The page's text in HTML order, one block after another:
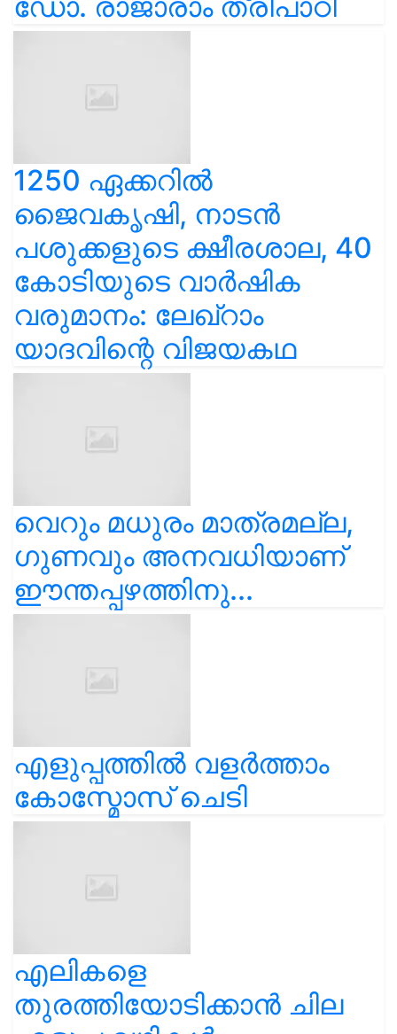
1250 ഏക്കറിൽ
ജൈവകൃഷി, നാടൻ
പശുക്കളുടെ ക്ഷീരശാല, 40
കോടിയുടെ വാർഷിക
വരുമാനം: ലേഖ്‌റാം
യാദവിന്റെ വിജയകഥ
വെറും മധുരം മാത്രമല്ല,
ഗുണവും അനവധിയാണ്
ഈന്തപ്പഴത്തിനു...
എളുപ്പത്തിൽ വളർത്താം
കോസ്മോസ് ചെടി
എലികളെ
തുരത്തിയോടിക്കാൻ ചില